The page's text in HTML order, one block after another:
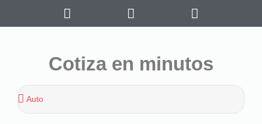
Cotiza en minutos